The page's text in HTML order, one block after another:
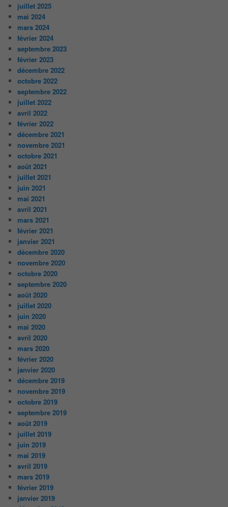
juillet 2025
mai 2024
mars 2024
février 2024
septembre 2023
février 2023
décembre 2022
octobre 2022
septembre 2022
juillet 2022
avril 2022
février 2022
décembre 2021
novembre 2021
octobre 2021
août 2021
juillet 2021
juin 2021
mai 2021
avril 2021
mars 2021
février 2021
janvier 2021
décembre 2020
novembre 2020
octobre 2020
septembre 2020
août 2020
juillet 2020
juin 2020
mai 2020
avril 2020
mars 2020
février 2020
janvier 2020
décembre 2019
novembre 2019
octobre 2019
septembre 2019
août 2019
juillet 2019
juin 2019
mai 2019
avril 2019
mars 2019
février 2019
janvier 2019